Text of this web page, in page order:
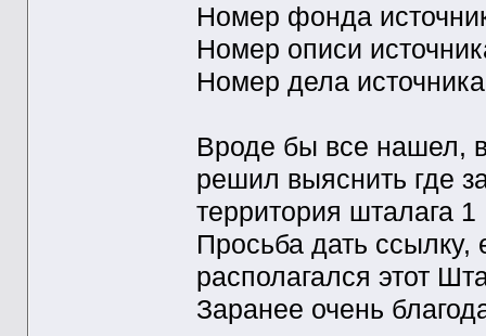
Номер фонда
Номер описи
Номер дела
Вроде бы все нашел,
решил выяснить где
территория шталага
Просьба дать ссылку,
располагался этот
Заранее очень